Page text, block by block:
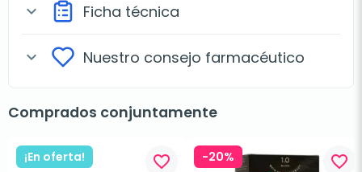
expand_more Ficha técnica
expand_more Nuestro consejo farmacéutico
Comprados conjuntamente
¡En oferta! favorite_border
-20%
favorite_border